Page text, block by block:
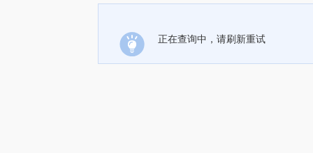
正在查询中，请刷新重试